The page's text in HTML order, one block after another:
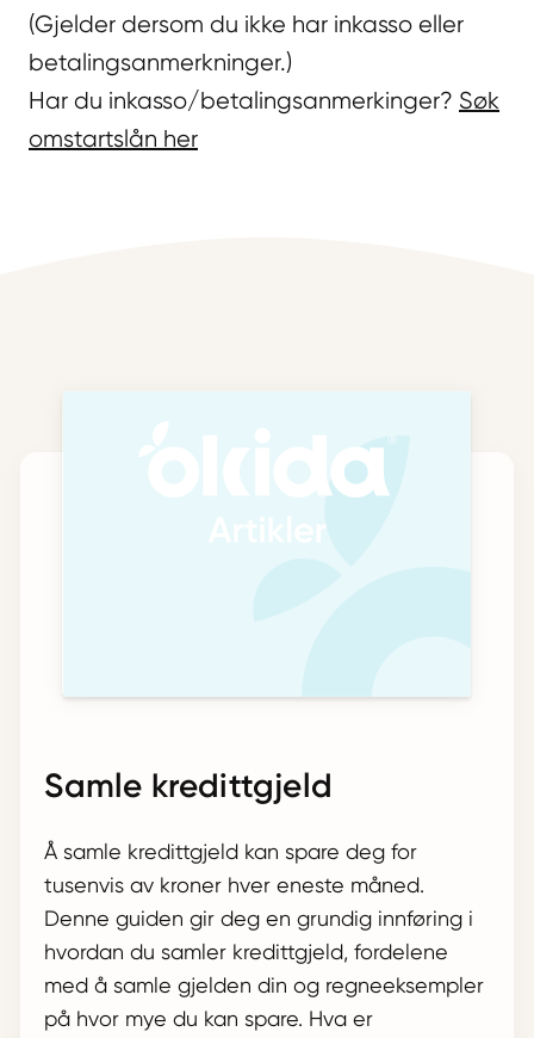
(Gjelder dersom du ikke har inkasso eller
betalingsanmerkninger.)
Har du inkasso/betalingsanmerkinger? Søk
omstartslån her
Samle kredittgjeld
Å samle kredittgjeld kan spare deg for
tusenvis av kroner hver eneste måned.
Denne guiden gir deg en grundig innføring i
hvordan du samler kredittgjeld, fordelene
med å samle gjelden din og regneeksempler
på hvor mye du kan spare. Hva er